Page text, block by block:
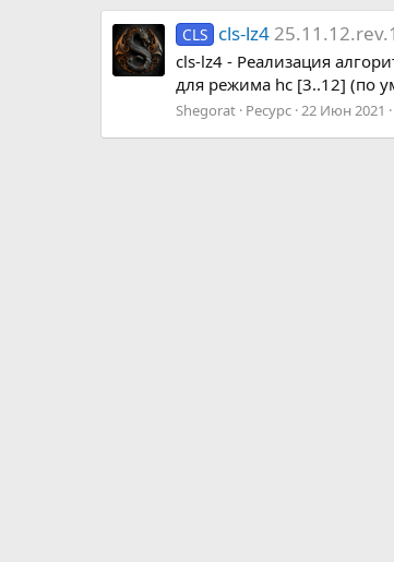
CLS cls-lz4 25.11.12.rev.1
cls-lz4 - Реализация
для режима hc [3..12] (по
Shegorat Ресурс 22 Июн 2021